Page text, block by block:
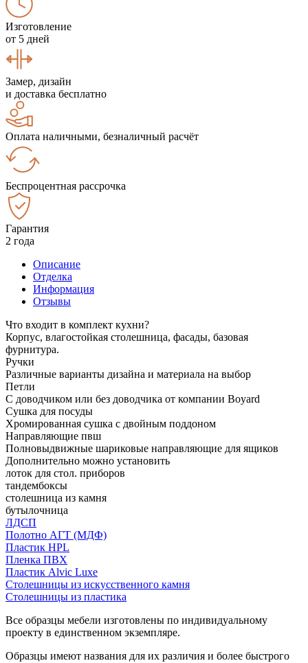
Изготовление
от 5 дней
Замер, дизайн
и доставка бесплатно
Оплата наличными, безналичный расчёт
Беспроцентная рассрочка
Гарантия
2 года
Описание
Отделка
Информация
Отзывы
Что входит в комплект кухни?
Корпус, влагостойкая столешница, фасады, базовая
фурнитура.
Ручки
Различные варианты дизайна и материала на выбор
Петли
С доводчиком или без доводчика от компании Boyard
Сушка для посуды
Хромированная сушка с двойным поддоном
Направляющие пвш
Полновыдвижные шариковые направляющие для ящиков
Дополнительно можно установить
лоток для стол. приборов
тандембоксы
столешница из камня
бутылочница
ЛДСП
Полотно АГТ (МДФ)
Пластик HPL
Пленка ПВХ
Пластик Alvic Luxe
Столешницы из искусственного камня
Столешницы из пластика
Все образцы мебели изготовлены по индивидуальному
проекту в единственном экземпляре.
Образцы имеют названия для их различия и более быстрого